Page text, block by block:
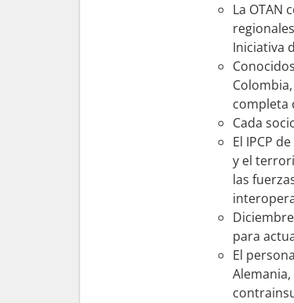
La OTAN
Iniciativa
completa
Cada
El IPCP
y el
las
para
El